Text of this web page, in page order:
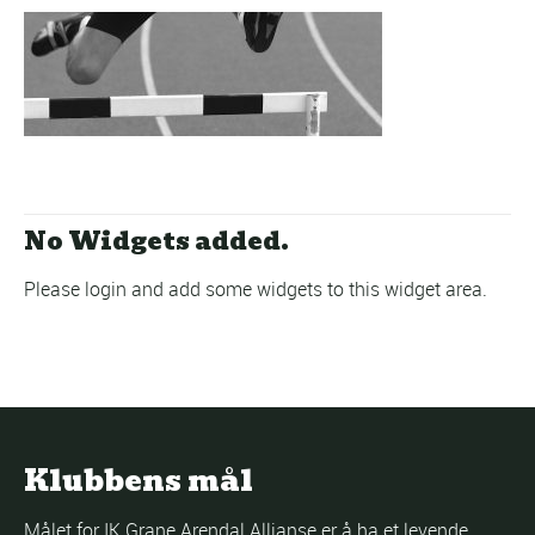
No Widgets added.
Please login and add some widgets to this widget area.
Klubbens mål